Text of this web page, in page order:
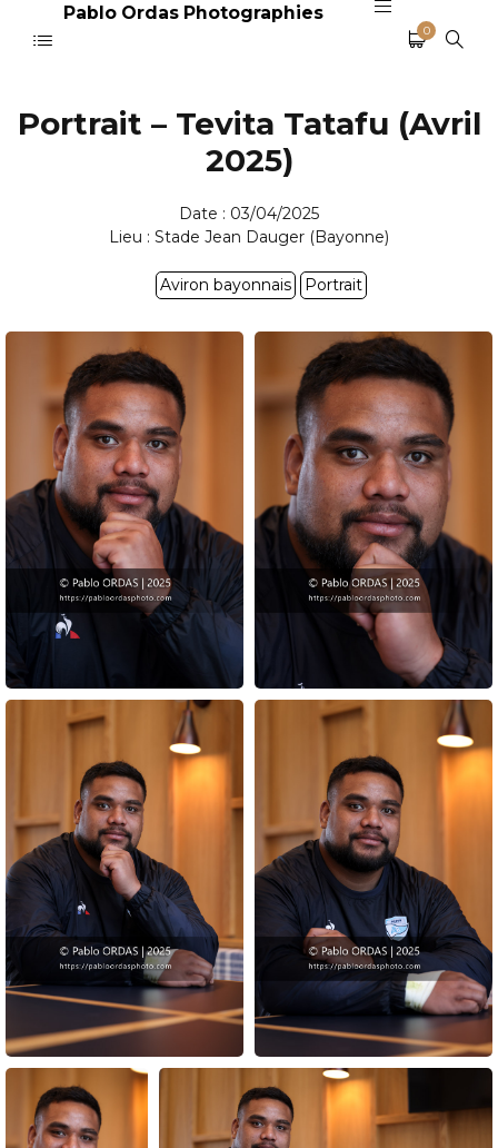
Pablo Ordas Photographies
0
Portrait – Tevita Tatafu (Avril
2025)
Date : 03/04/2025
Lieu : Stade Jean Dauger (Bayonne)
Aviron bayonnais Portrait